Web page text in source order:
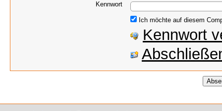
Kennwort
Ich möchte auf diesem
Kennwort